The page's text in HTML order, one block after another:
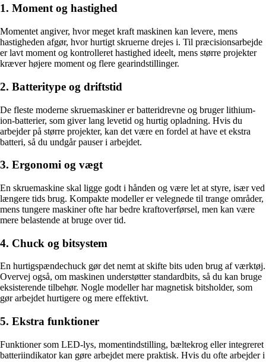
1. Moment og hastighed
Momentet angiver, hvor meget kraft maskinen kan levere, mens
hastigheden afgør, hvor hurtigt skruerne drejes i. Til præcisionsarbejde
er lavt moment og kontrolleret hastighed ideelt, mens større projekter
kræver højere moment og flere gearindstillinger.
2. Batteritype og driftstid
De fleste moderne skruemaskiner er batteridrevne og bruger lithium-
ion-batterier, som giver lang levetid og hurtig opladning. Hvis du
arbejder på større projekter, kan det være en fordel at have et ekstra
batteri, så du undgår pauser i arbejdet.
3. Ergonomi og vægt
En skruemaskine skal ligge godt i hånden og være let at styre, især ved
længere tids brug. Kompakte modeller er velegnede til trange områder,
mens tungere maskiner ofte har bedre kraftoverførsel, men kan være
mere belastende at bruge over tid.
4. Chuck og bitsystem
En hurtigspændechuck gør det nemt at skifte bits uden brug af værktøj.
Overvej også, om maskinen understøtter standardbits, så du kan bruge
eksisterende tilbehør. Nogle modeller har magnetisk bitsholder, som
gør arbejdet hurtigere og mere effektivt.
5. Ekstra funktioner
Funktioner som LED-lys, momentindstilling, bæltekrog eller integreret
batteriindikator kan gøre arbejdet mere praktisk. Hvis du ofte arbejder i